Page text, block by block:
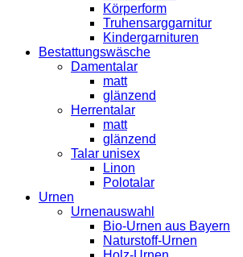
Körperform
Truhensarggarnitur
Kindergarnituren
Bestattungswäsche
Damentalar
matt
glänzend
Herrentalar
matt
glänzend
Talar unisex
Linon
Polotalar
Urnen
Urnenauswahl
Bio-Urnen aus Bayern
Naturstoff-Urnen